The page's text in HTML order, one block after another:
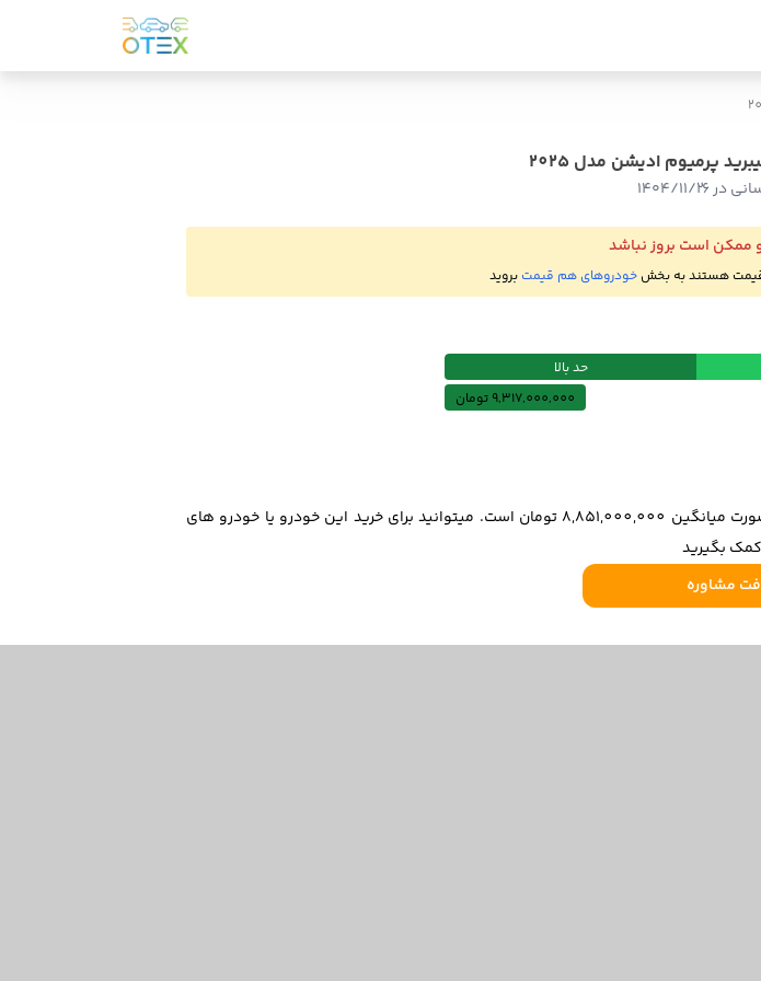
پرمیوم ادیشن مدل 2025
۱۴۰۴/۱۱/۲۶
ممکن است بروز نباشد
قیمت هستند به بخش خودروهای هم قیمتبروید
9,317,000,000 تومان
حد بالا
قیمت تویوتا کمری هیبرید پرمیوم ادیشن مدل 2025 در ۱۴۰۴/۱۱/۲۶ در بازار به صورت میانگین 8,851,000,000 تومان است. میتوانید برای خرید این خودرو یا خودرو های
بگیرید
مشاوره